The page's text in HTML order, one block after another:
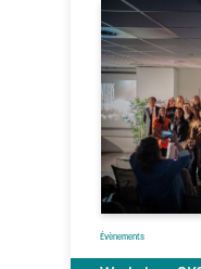
Évènements